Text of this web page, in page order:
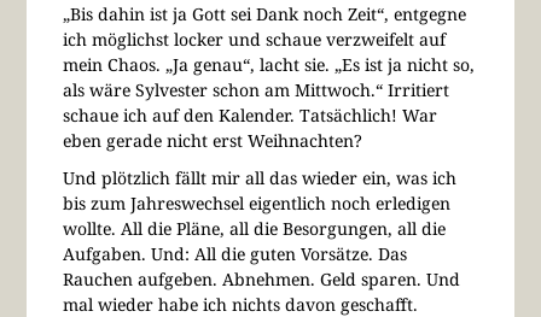
„Bis dahin ist ja Gott sei Dank noch Zeit“, entgegne
ich möglichst locker und schaue verzweifelt auf
mein Chaos. „Ja genau“, lacht sie. „Es ist ja nicht so,
als wäre Sylvester schon am Mittwoch.“ Irritiert
schaue ich auf den Kalender. Tatsächlich! War
eben gerade nicht erst Weihnachten?
Und plötzlich fällt mir all das wieder ein, was ich
bis zum Jahreswechsel eigentlich noch erledigen
wollte. All die Pläne, all die Besorgungen, all die
Aufgaben. Und: All die guten Vorsätze. Das
Rauchen aufgeben. Abnehmen. Geld sparen. Und
mal wieder habe ich nichts davon geschafft.